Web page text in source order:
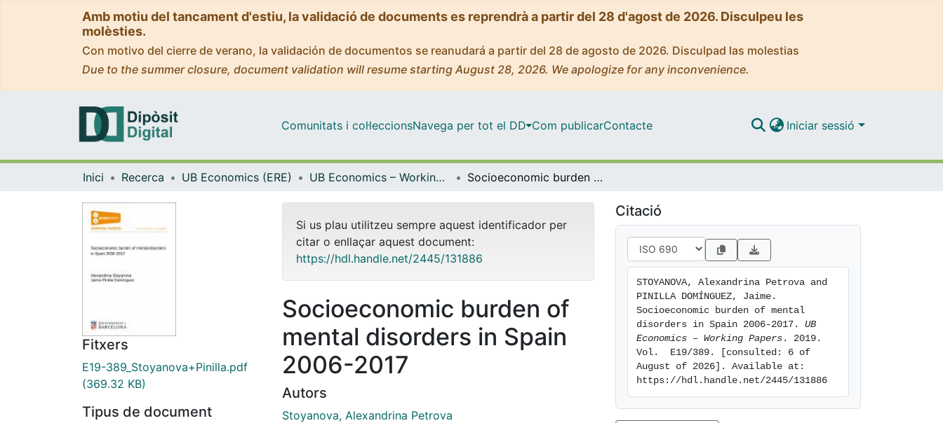
Amb motiu del tancament d'estiu, la validació de documents es reprendrà a partir del 28 d'agost de 2026. Disculpeu les
molèsties.
Con motivo del cierre de verano, la validación de documentos se reanudará a partir del 28 de agosto de 2026. Disculpad las molestias
Due to the summer closure, document validation will resume starting August 28, 2026. We apologize for any inconvenience.
Comunitats i col·leccionsNavega per tot el DD Com publicarContacte Iniciar sessió
Inici Recerca UB Economics (ERE) UB Economics – Working Papers [ERE] Socioeconomic burden of mental disorders in Spain 2006-2017
Fitxers
E19-389_Stoyanova+Pinilla.pdf
(369.32 KB)
Tipus de document
Si us plau utilitzeu sempre aquest identificador per
citar o enllaçar aquest document:
https://hdl.handle.net/2445/131886
Socioeconomic burden of
mental disorders in Spain
2006-2017
Autors
Stoyanova, Alexandrina Petrova
Citació
STOYANOVA, Alexandrina Petrova and
PINILLA DOMÍNGUEZ, Jaime.
Socioeconomic burden of mental
disorders in Spain 2006-2017. UB
Economics – Working Papers . 2019.
Vol.  E19/389. [consulted: 6 of
August of 2026]. Available at:
https://hdl.handle.net/2445/131886